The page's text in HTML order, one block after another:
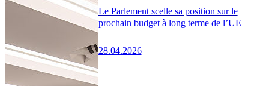
Le Parlement scelle sa position sur le
prochain budget à long terme de l’UE
28.04.2026